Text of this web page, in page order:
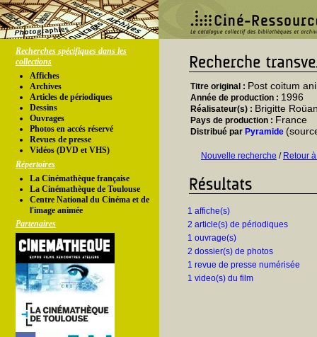
Recherches spécifiques dans les
collections
Affiches
Archives
Articles de périodiques
Dessins
Ouvrages
Photos en accés réservé
Revues de presse
Vidéos (DVD et VHS)
Répertoires
La Cinémathèque française
La Cinémathèque de Toulouse
Centre National du Cinéma et de
l'image animée
Partenaires
Titre original : Post coitum
Année de production : 1996
Réalisateur(s) : Brigitte
Pays de production : France
Distribué par Pyramide
Nouvelle recherche / Retour
1 affiche(s)
2 article(s) de périodiques
1 ouvrage(s)
2 dossier(s) de photos
1 revue de presse numérisée
1 video(s) du film